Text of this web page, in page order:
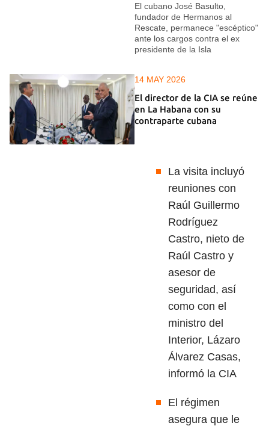
El cubano José Basulto,
fundador de Hermanos al
Rescate, permanece "escéptico"
ante los cargos contra el ex
presidente de la Isla
14 MAY 2026
El director de la CIA se reúne
en La Habana con su
contraparte cubana
La visita incluyó
reuniones con
Raúl Guillermo
Rodríguez
Castro, nieto de
Raúl Castro y
asesor de
seguridad, así
como con el
ministro del
Interior, Lázaro
Álvarez Casas,
informó la CIA
El régimen
asegura que le